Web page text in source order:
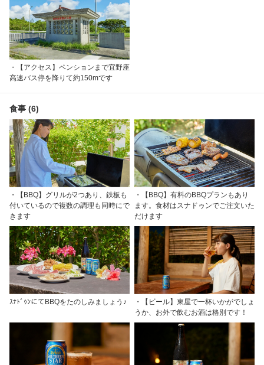
・【アクセス】ペンションまで宜野座
高速バス停を降りて約150mです
食事 (6)
・【BBQ】グリルが2つあり、鉄板も
付いているので複数の調理も同時にで
きます
・【BBQ】有料のBBQプランもあり
ます。食材はスナドゥンでご注文いた
だけます
ｽﾅﾄﾞｩﾝにてBBQをたのしみましょう♪
・【ビール】東屋で一杯いかがでしょ
うか、お外で飲むお酒は格別です！